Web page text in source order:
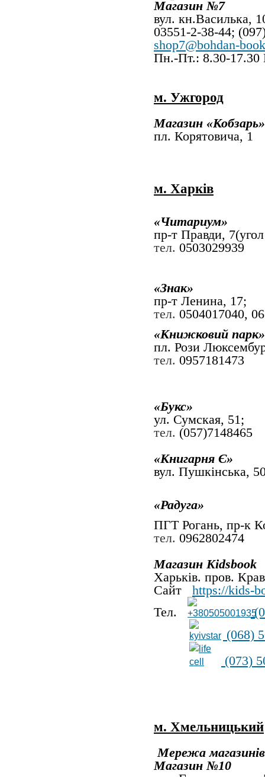
Магазин №7
вул. кн.Василька,
03551-2-38-
shop7@bohdan-
Пн.-Пт.: 8.30-17.30
м. Ужгород
Магазин «Кобзарь»
пл.
м. Харків
«Читариум»
пр-т Правди,
тел. 0503029939
«Знак»
пр-т Ленина, 17;
тел. 0504017040,
«Книжковий парк»
пл. Рози
тел. 0957181473
«Букс»
ул. Сумская, 51;
тел. (057)7148465
«Книгарня Є»
вул. Пушкінська,
«Радуга»
ПГТ Рогань, пр-к
тел. 0962802474
Магазин Kidsbook
Харьків. пров.
Сайт https://kids-
Тел.
(068)
(073)
м. Хмельницький
Мережа
Магазин №10